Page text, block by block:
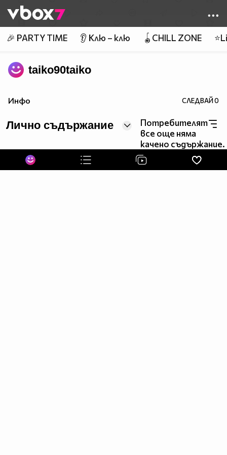
👾
🎉 PARTY TIME 👂 Клю – клю 🪀CHILL ZONE
taiko90taiko
Инфо СЛЕДВАЙ0
Лично съдържание
Потребителят
все още няма
качено съдържание.